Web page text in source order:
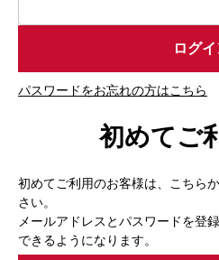
パスワードをお忘れの方はこちら
初めてご
初めてご利用のお客様は、こちら
さい。
メールアドレスとパスワードを登
できるようになります。